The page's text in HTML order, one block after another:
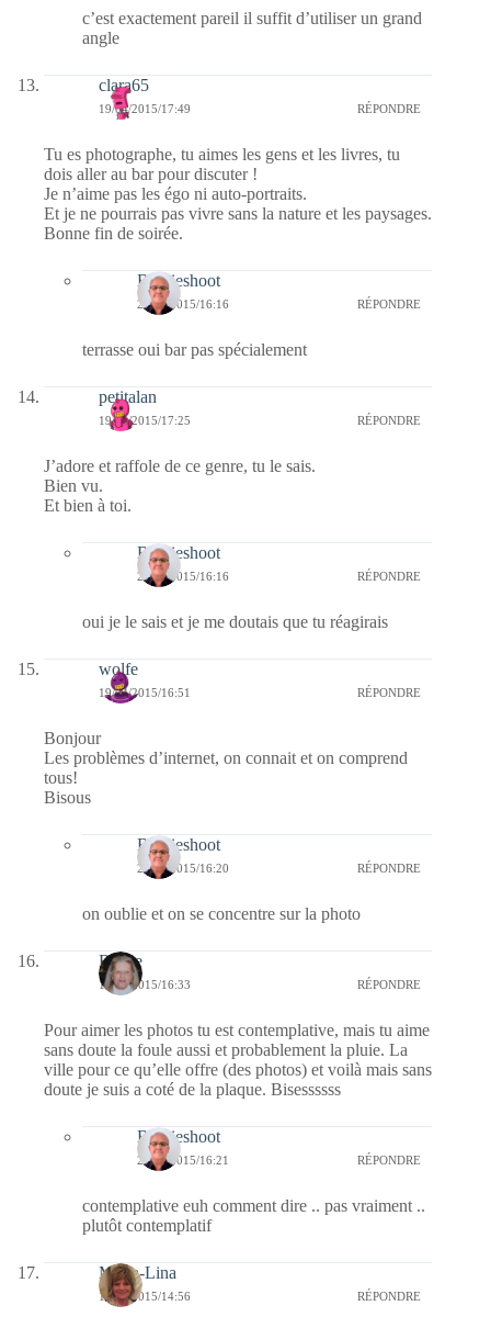
c’est exactement pareil il suffit d’utiliser un grand
angle
clara65
19/04/2015/17:49 RÉPONDRE
Tu es photographe, tu aimes les gens et les livres, tu
dois aller au bar pour discuter !
Je n’aime pas les égo ni auto-portraits.
Et je ne pourrais pas vivre sans la nature et les paysages.
Bonne fin de soirée.
Bernieshoot
23/04/2015/16:16 RÉPONDRE
terrasse oui bar pas spécialement
petitalan
19/04/2015/17:25 RÉPONDRE
J’adore et raffole de ce genre, tu le sais.
Bien vu.
Et bien à toi.
Bernieshoot
23/04/2015/16:16 RÉPONDRE
oui je le sais et je me doutais que tu réagirais
wolfe
19/04/2015/16:51 RÉPONDRE
Bonjour
Les problèmes d’internet, on connait et on comprend
tous!
Bisous
Bernieshoot
23/04/2015/16:20 RÉPONDRE
on oublie et on se concentre sur la photo
Renee
19/04/2015/16:33 RÉPONDRE
Pour aimer les photos tu est contemplative, mais tu aime
sans doute la foule aussi et probablement la pluie. La
ville pour ce qu’elle offre (des photos) et voilà mais sans
doute je suis a coté de la plaque. Bisessssss
Bernieshoot
23/04/2015/16:21 RÉPONDRE
contemplative euh comment dire .. pas vraiment ..
plutôt contemplatif
Maria-Lina
19/04/2015/14:56 RÉPONDRE